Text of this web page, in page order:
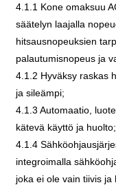
4.1.1 Kone omaksuu
säätelyn laajalla
hitsausnopeuksien
palautumisnopeus ja
4.1.2 Hyväksy raskas
ja sileämpi;
4.1.3 Automaatio,
kätevä käyttö ja huolto;
4.1.4
integroimalla
joka ei ole vain tiivis